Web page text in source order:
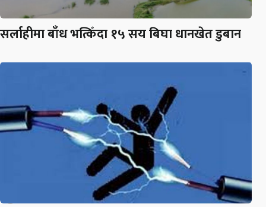
सर्लाहीमा बाँध भत्किँदा १५ सय बिघा धानखेत डुबान